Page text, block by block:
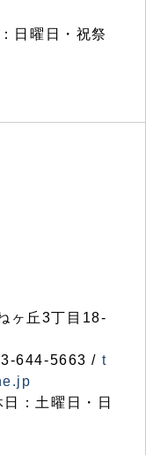
日曜日・祝祭
ヶ丘3丁目18-
644-5663 / t
：土曜日・日